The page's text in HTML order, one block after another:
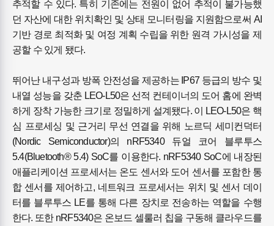
추적할 수 있다. 특히 기존에는 전원이 없어 추적이 불가능했
던 자산에 대한 위치확인 및 상태 모니터링을 지원함으로써 AI
기반 경로 최적화 및 여정 계획 수립을 위한 원격 가시성을 제
공할 수 있게 됐다.
뛰어난 내구성과 방폭 안전성을 제공하는 IP67 등급의 방수 및
내열 성능을 갖춘 LEO-L50은 선적 컨테이너의 도어 홈에 완벽
하게 장착 가능한 크기로 정밀하게 설계됐다. 이 LEO-L50은 핵
심 프로세싱 및 근거리 무선 연결을 위해 노르딕 세미컨덕터
(Nordic Semiconductor)의 nRF5340 듀얼 코어 블루투스
5.4(Bluetooth® 5.4) SoC를 이용한다. nRF5340 SoC에 내장된
애플리케이션 프로세서는 온도 센서와 도어 센서를 포함한 통
합 센서를 제어하고, 네트워크 프로세서는 위치 및 센서 데이
터를 블루투스 LE를 통해 다른 장치로 전송하는 역할을 수행
한다. 또한 nRF5340은 온보드 셀룰러 칩을 구동해 클라우드를